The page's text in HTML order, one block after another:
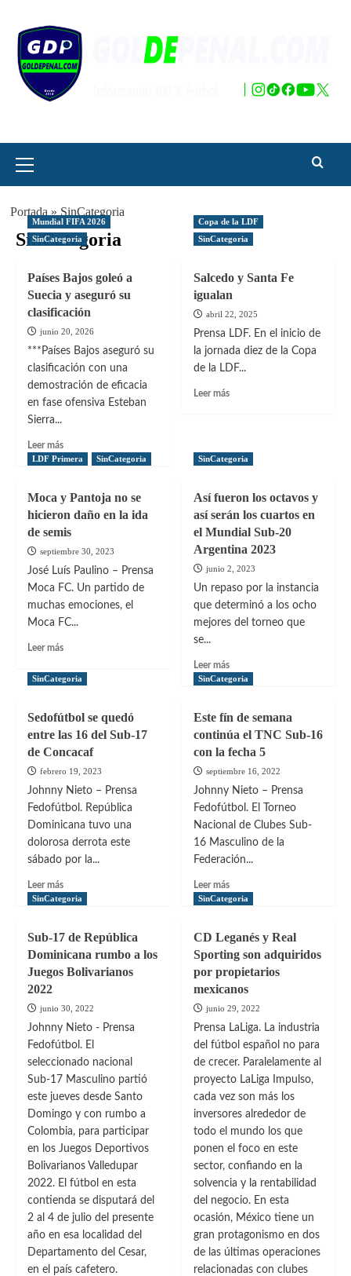
contenido
principal
Portada » SinCategoria
SinCategoria
Mundial FIFA 2026
SinCategoria
Países Bajos goleó a
Suecia y aseguró su
clasificación
junio 20, 2026
***Países Bajos aseguró su
clasificación con una
demostración de eficacia
en fase ofensiva Esteban
Sierra...
Leer másLeer
más
Bajos
goleó
a
Suecia
aseguró
su
clasificación
Copa de la LDF
SinCategoria
Salcedo y Santa Fe
igualan
abril 22, 2025
Prensa LDF. En el inicio de
la jornada diez de la Copa
de la LDF...
Leer másLeer
y
Santa
igualan
LDF Primera SinCategoria
Moca y Pantoja no se
hicieron daño en la ida
de semis
septiembre 30, 2023
José Luís Paulino – Prensa
Moca FC. Un partido de
muchas emociones, el
Moca FC...
Leer másLeer
sobre
Pantoja
no
se
en
la
ida
de
SinCategoria
Así fueron los octavos y
así serán los cuartos en
el Mundial Sub-20
Argentina 2023
junio 2, 2023
Un repaso por la instancia
que determinó a los ocho
mejores del torneo que
se...
Leer másLeer
más
fueron
los
octavos
serán
los
cuartos
en
el
Sub-
20
SinCategoria
Sedofútbol se quedó
entre las 16 del Sub-17
de Concacaf
febrero 19, 2023
Johnny Nieto – Prensa
Fedofútbol. República
Dominicana tuvo una
dolorosa derrota este
sábado por la...
Leer másLeer
más
se
quedó
entre
Sub-
17
de
Concacaf
SinCategoria
Este fín de semana
continúa el TNC Sub-16
con la fecha 5
septiembre 16, 2022
Johnny Nieto – Prensa
Fedofútbol. El Torneo
Nacional de Clubes Sub-
16 Masculino de la
Federación...
Leer másLeer
más
fín
de
semana
continúa
Sub-
16
con
la
SinCategoria
Sub-17 de República
Dominicana rumbo a los
Juegos Bolivarianos
2022
junio 30, 2022
Johnny Nieto - Prensa
Fedofútbol. El
seleccionado nacional
Sub-17 Masculino partió
este jueves desde Santo
Domingo y con rumbo a
Colombia, para participar
en los Juegos Deportivos
Bolivarianos Valledupar
2022. El fútbol en esta
contienda se disputará del
2 al 4 de julio del presente
año en esa localidad del
Departamento del Cesar,
en el país cafetero.
SinCategoria
CD Leganés y Real
Sporting son adquiridos
por propietarios
mexicanos
junio 29, 2022
Prensa LaLiga. La industria
del fútbol español no para
de crecer. Paralelamente al
proyecto LaLiga Impulso,
cada vez son más los
inversores alrededor de
todo el mundo los que
ponen el foco en este
sector, confiando en la
solvencia y la rentabilidad
del negocio. En esta
ocasión, México tiene un
gran protagonismo en dos
de las últimas operaciones
relacionadas con clubes